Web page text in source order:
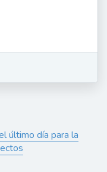
último día para la